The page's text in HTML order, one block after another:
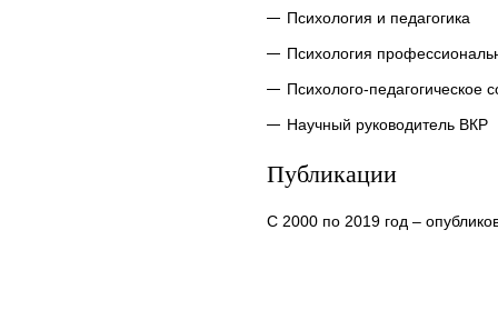
Психология и педагогика
Психология
Психолого-
Научный руководитель ВКР
Публикации
С 2000 по 2019 год –